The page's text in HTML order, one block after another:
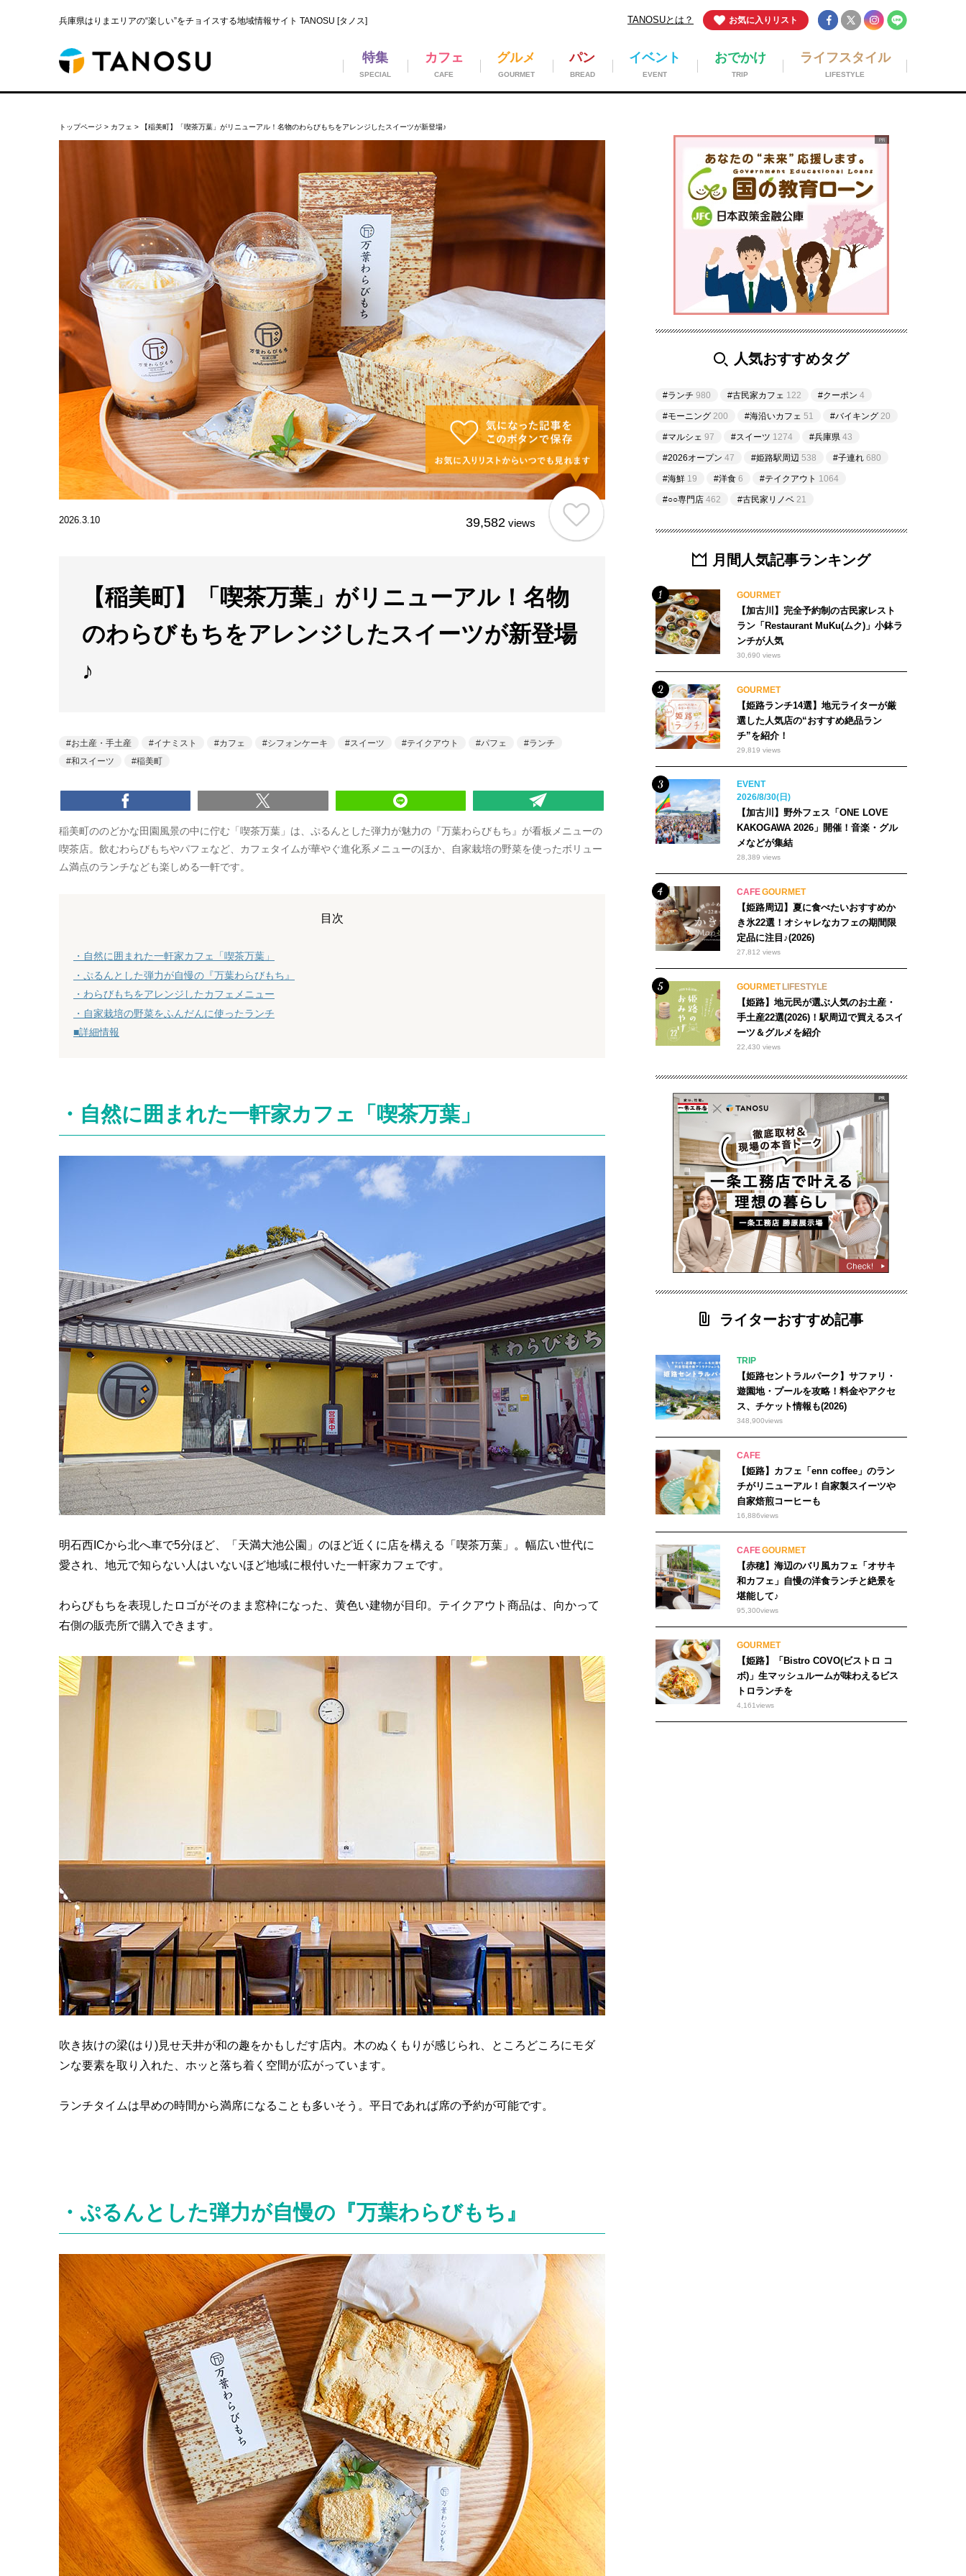
兵庫県はりまエリアの“楽しい”をチョイスする地域情報サイト TANOSU [タノス] お気に入りリスト
TANOSUとは？
ライフスタイル
LIFESTYLE
おでかけ
TRIP
イベント
EVENT
パン
BREAD
グルメ
GOURMET
カフェ
CAFE
特集
SPECIAL
トップページ > カフェ > 【稲美町】「喫茶万葉」がリニューアル！名物のわらびもちをアレンジしたスイーツが新登場♪
2026.3.10 39,582 views
【稲美町】「喫茶万葉」がリニューアル！名物
のわらびもちをアレンジしたスイーツが新登場
♪
お土産・手土産 イナミスト カフェ シフォンケーキ スイーツ テイクアウト パフェ
ランチ
和スイーツ
稲美町
稲美町ののどかな田園風景の中に佇む「喫茶万葉」は、ぷるんとした弾力が魅力の『万葉わらびもち』が看板メニューの
喫茶店。飲むわらびもちやパフェなど、カフェタイムが華やぐ進化系メニューのほか、自家栽培の野菜を使ったボリュー
ム満点のランチなども楽しめる一軒です。
目次
・自然に囲まれた一軒家カフェ「喫茶万葉」
・ぷるんとした弾力が自慢の『万葉わらびもち』
・わらびもちをアレンジしたカフェメニュー
・自家栽培の野菜をふんだんに使ったランチ
■詳細情報
・自然に囲まれた一軒家カフェ「喫茶万葉」
明石西ICから北へ車で5分ほど、「天満大池公園」のほど近くに店を構える「喫茶万葉」。幅広い世代に
愛され、地元で知らない人はいないほど地域に根付いた一軒家カフェです。
わらびもちを表現したロゴがそのまま窓枠になった、黄色い建物が目印。テイクアウト商品は、向かって
右側の販売所で購入できます。
吹き抜けの梁(はり)見せ天井が和の趣をかもしだす店内。木のぬくもりが感じられ、ところどころにモダ
ンな要素を取り入れた、ホッと落ち着く空間が広がっています。
ランチタイムは早めの時間から満席になることも多いそう。平日であれば席の予約が可能です。
・ぷるんとした弾力が自慢の『万葉わらびもち』
人気おすすめタグ
#ランチ 980 #古民家カフェ 122 #クーポン 4
#モーニング 200 #海沿いカフェ 51 #バイキング 20
#マルシェ 97 #スイーツ 1274 #兵庫県 43
#2026オープン 47 #姫路駅周辺 538 #子連れ 680
#海鮮 19 #洋食 6 #テイクアウト 1064
#○○専門店 462 #古民家リノベ 21
月間人気記事ランキング
GOURMET
【加古川】完全予約制の古民家レスト
ラン「Restaurant MuKu(ムク)」小鉢ラ
ンチが人気
30,690 views
GOURMET
【姫路ランチ14選】地元ライターが厳
選した人気店の“おすすめ絶品ラン
チ”を紹介！
29,819 views
EVENT
2026/8/30(日)
【加古川】野外フェス「ONE LOVE
KAKOGAWA 2026」開催！音楽・グル
メなどが集結
28,389 views
CAFEGOURMET
【姫路周辺】夏に食べたいおすすめか
き氷22選！オシャレなカフェの期間限
定品に注目♪(2026)
27,812 views
GOURMET LIFESTYLE
【姫路】地元民が選ぶ人気のお土産・
手土産22選(2026)！駅周辺で買えるスイ
ーツ＆グルメを紹介
22,430 views
ライターおすすめ記事
TRIP
【姫路セントラルパーク】サファリ・
遊園地・プールを攻略！料金やアクセ
ス、チケット情報も(2026)
348,900views
CAFE
【姫路】カフェ「enn coffee」のラン
チがリニューアル！自家製スイーツや
自家焙煎コーヒーも
16,886views
CAFEGOURMET
【赤穂】海辺のバリ風カフェ「オサキ
和カフェ」自慢の洋食ランチと絶景を
堪能して♪
95,300views
GOURMET
【姫路】「Bistro COVO(ビストロ コ
ボ)」生マッシュルームが味わえるビス
トロランチを
4,161views